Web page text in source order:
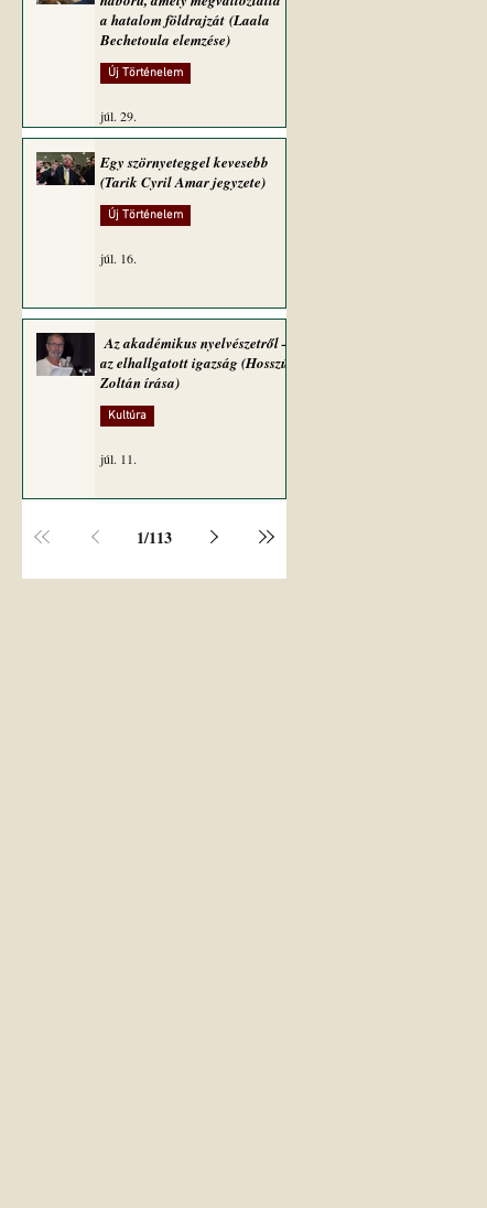
a hatalom földrajzát (Laala
Bechetoula elemzése)
Új Történelem
júl. 29.
Egy szörnyeteggel kevesebb
(Tarik Cyril Amar jegyzete)
Új Történelem
júl. 16.
Az akadémikus nyelvészetről –
az elhallgatott igazság (Hosszú
Zoltán írása)
Kultúra
júl. 11.
1/113